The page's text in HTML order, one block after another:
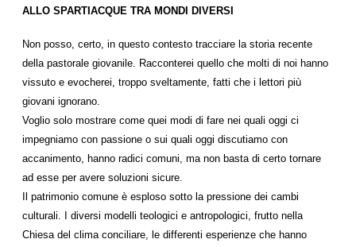
ALLO SPARTIACQUE TRA MONDI DIVERSI
Non posso, certo, in questo contesto tracciare la storia recente
della pastorale giovanile. Racconterei quello che molti di noi hanno
vissuto e evocherei, troppo sveltamente, fatti che i lettori più
giovani ignorano.
Voglio solo mostrare come quei modi di fare nei quali oggi ci
impegniamo con passione o sui quali oggi discutiamo con
accanimento, hanno radici comuni, ma non basta di certo tornare
ad esse per avere soluzioni sicure.
Il patrimonio comune è esploso sotto la pressione dei cambi
culturali. I diversi modelli teologici e antropologici, frutto nella
Chiesa del clima conciliare, le differenti esperienze che hanno